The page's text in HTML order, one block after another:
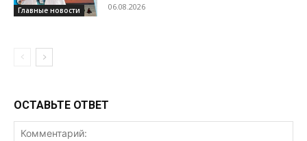
Главные новости 06.08.2026
ОСТАВЬТЕ ОТВЕТ